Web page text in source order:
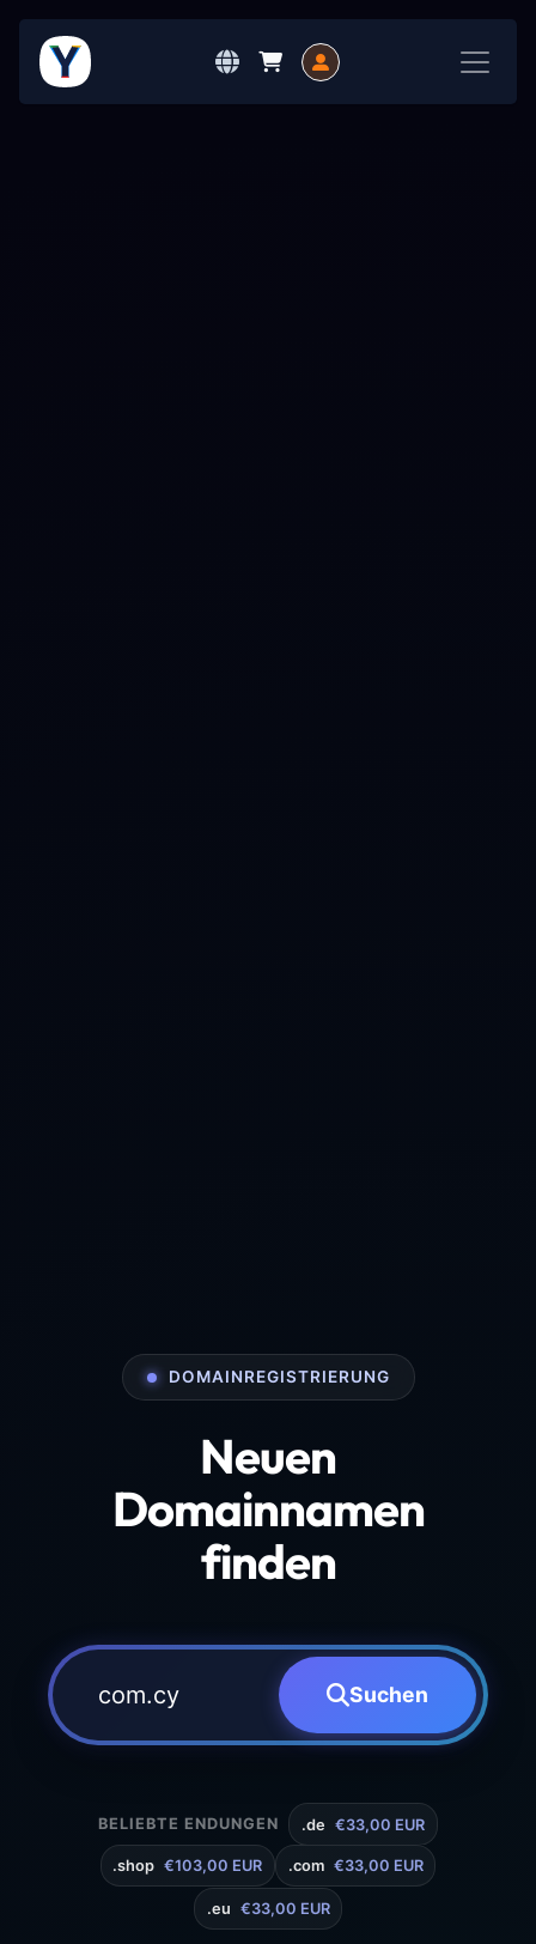
DOMAINREGISTRIERUNG
Neuen
Domainnamen
finden
Suchen
BELIEBTE ENDUNGEN .de €33,00 EUR
.shop €103,00 EUR .com €33,00 EUR
.eu €33,00 EUR